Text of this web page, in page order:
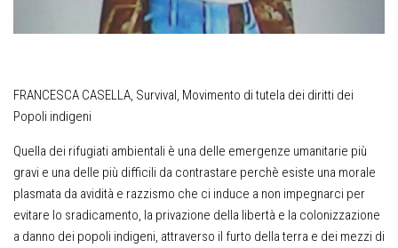
FRANCESCA CASELLA, Survival, Movimento di tutela dei diritti dei
Popoli indigeni
Quella dei rifugiati ambientali è una delle emergenze umanitarie più
gravi e una delle più difficili da contrastare perchè esiste una morale
plasmata da avidità e razzismo che ci induce a non impegnarci per
evitare lo sradicamento, la privazione della libertà e la colonizzazione
a danno dei popoli indigeni, attraverso il furto della terra e dei mezzi di